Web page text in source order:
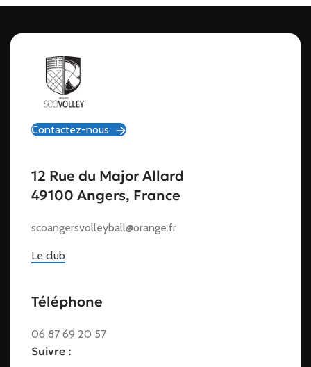
Contactez-nous
12 Rue du Major Allard
49100 Angers, France
scoangersvolleyball@orange.fr
Le club
Téléphone
06 87 69 20 57
Suivre :